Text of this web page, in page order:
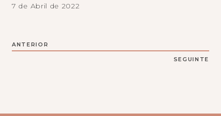
7 de Abril de 2022
ANTERIOR
SEGUINTE